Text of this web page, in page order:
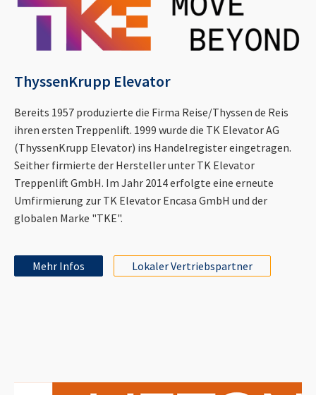
ThyssenKrupp Elevator
Bereits 1957 produzierte die Firma Reise/Thyssen de Reis
ihren ersten Treppenlift. 1999 wurde die TK Elevator AG
(ThyssenKrupp Elevator) ins Handelregister eingetragen.
Seither firmierte der Hersteller unter TK Elevator
Treppenlift GmbH. Im Jahr 2014 erfolgte eine erneute
Umfirmierung zur TK Elevator Encasa GmbH und der
globalen Marke "TKE".
Mehr Infos Lokaler Vertriebspartner